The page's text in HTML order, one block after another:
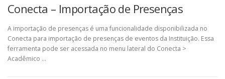
Conecta – Importação de Presenças
A importação de presenças é uma funcionalidade disponibilizada no
Conecta para importação de presenças de eventos da Instituição. Essa
ferramenta pode ser acessada no menu lateral do Conecta >
Acadêmico …